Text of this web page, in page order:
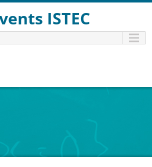
ISTEC